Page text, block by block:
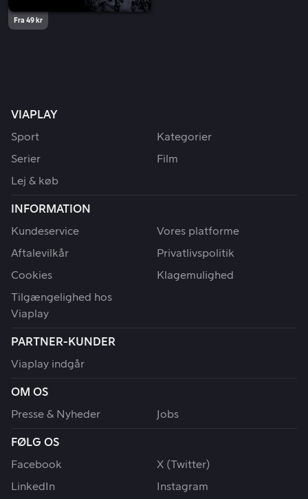
Fra 49 kr
VIAPLAY
Sport
Kategorier
Serier
Film
Lej & køb
INFORMATION
Kundeservice
Vores platforme
Aftalevilkår
Privatlivspolitik
Cookies
Klagemulighed
Tilgængelighed hos
Viaplay
PARTNER-KUNDER
Viaplay indgår
OM OS
Presse & Nyheder
Jobs
FØLG OS
Facebook
X (Twitter)
LinkedIn
Instagram